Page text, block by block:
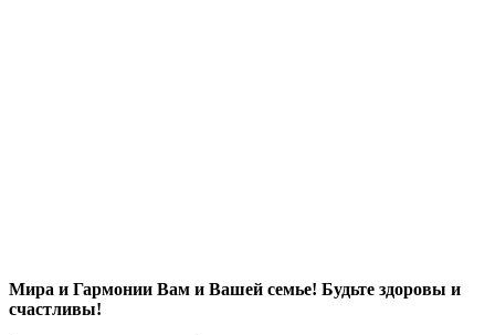
Мира и Гармонии Вам и Вашей семье! Будьте здоровы и
счастливы!